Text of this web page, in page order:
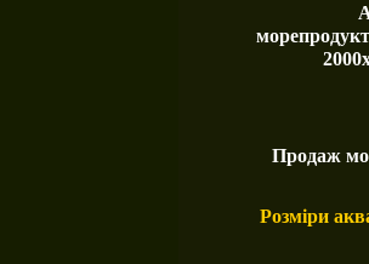
Продаж
Розміри